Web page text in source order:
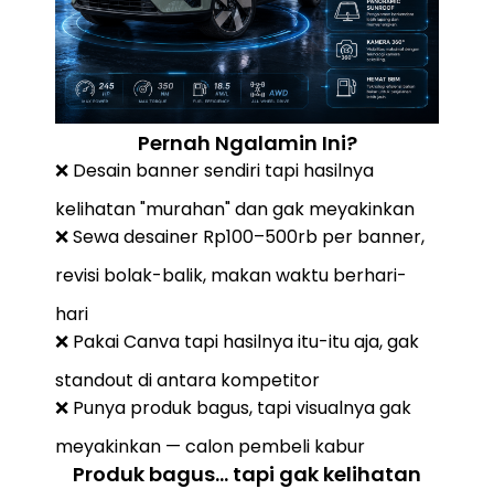
Pernah Ngalamin Ini?
❌ Desain banner sendiri tapi hasilnya
kelihatan "murahan" dan gak meyakinkan
❌ Sewa desainer Rp100–500rb per banner,
revisi bolak-balik, makan waktu berhari-
hari
❌ Pakai Canva tapi hasilnya itu-itu aja, gak
standout di antara kompetitor
❌ Punya produk bagus, tapi visualnya gak
meyakinkan — calon pembeli kabur
Produk bagus… tapi gak kelihatan